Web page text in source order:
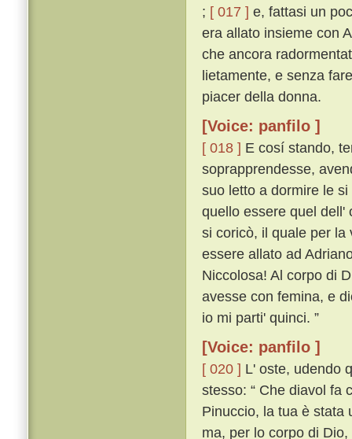
; [ 017 ] e, fattasi un
era allato insieme con
che ancora
lietamente, e senza
piacer della donna.
[Voice: panfilo ]
[ 018 ] E cosí stando,
soprapprendesse,
suo letto a dormire le
quello essere quel dell'
si coricò, il quale per
essere allato ad
Niccolosa! Al corpo di
avesse con femina, e
io mi parti' quinci. ”
[Voice: panfilo ]
[ 020 ] L' oste, udendo
stesso: “ Che diavol fa
Pinuccio, la tua è stata
ma, per lo corpo di